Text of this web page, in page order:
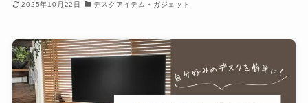
2025年10月22日 デスクアイテム・ガジェット